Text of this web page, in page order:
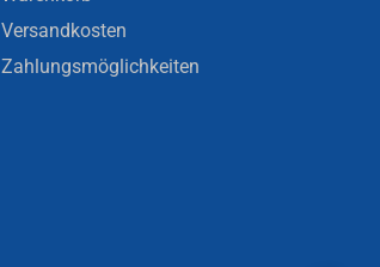
Versandkosten
Zahlungsmöglichkeiten